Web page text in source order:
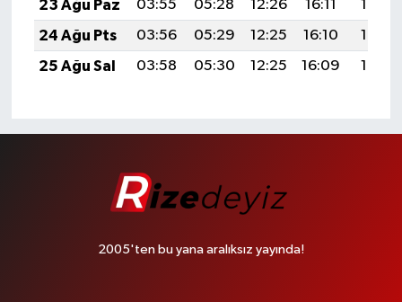
23 Ağu Paz
03:55 05:28 12:26 16:11
19:13
24 Ağu Pts
03:56 05:29 12:25 16:10
19:12
25 Ağu Sal
03:58 05:30 12:25 16:09 19:10
2005'ten bu yana aralıksız yayında!